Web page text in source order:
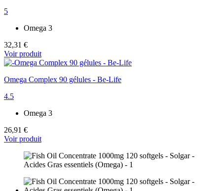
5
Omega 3
32,31 €
Voir produit
Omega Complex 90 gélules - Be-Life
4.5
Omega 3
26,91 €
Voir produit